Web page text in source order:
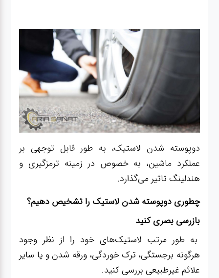
دوپوسته شدن لاستیک، به طور قابل توجهی بر
عملکرد ماشین، به خصوص در زمینه ترمزگیری و
هندلینگ تاثیر می‌گذارد.
چطوری دوپوسته شدن لاستیک را تشخیص دهیم؟
بازرسی بصری کنید
به طور مرتب لاستیک‌های خود را از نظر وجود
هرگونه برجستگی، ترک خوردگی، ورقه شدن و یا سایر
علائم غیرطبیعی بررسی کنید.